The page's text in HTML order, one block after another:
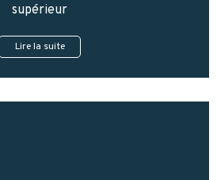
supérieur
Lire la suite